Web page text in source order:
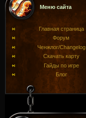
Меню сайта
Главная страница
Форум
Ченжлог/Changelog
Скачать карту
Гайды по игре
Блог